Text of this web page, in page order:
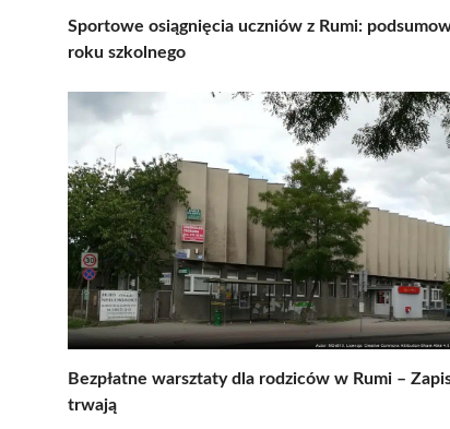
Sportowe osiągnięcia uczniów z Rumi:
roku szkolnego
Bezpłatne warsztaty dla rodziców w Rumi –
trwają